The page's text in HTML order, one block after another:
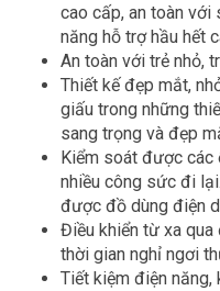
cao cấp, an toàn với
năng hỗ trợ hầu hết
An toàn với trẻ nhỏ,
Thiết kế đẹp mắt,
giấu trong những
sang trọng và đẹp
Kiểm soát được các
nhiều công sức đi
được đồ dùng điện
Điều khiển từ xa
thời gian nghỉ ngơi
Tiết kiệm điện năng,